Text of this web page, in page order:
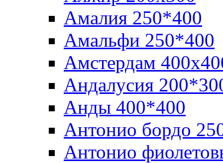
Амалия 250*400
Амальфи 250*400
Амстердам
Андалусия
Анды 400*400
Антонио бордо
Антонио